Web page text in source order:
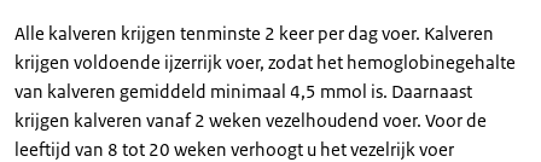
Alle kalveren krijgen tenminste 2 keer per dag voer. Kalveren
krijgen voldoende ijzerrijk voer, zodat het hemoglobinegehalte
van kalveren gemiddeld minimaal 4,5 mmol is. Daarnaast
krijgen kalveren vanaf 2 weken vezelhoudend voer. Voor de
leeftijd van 8 tot 20 weken verhoogt u het vezelrijk voer